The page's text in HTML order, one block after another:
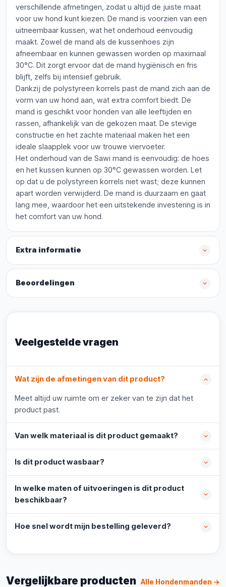
verschillende afmetingen, zodat u altijd de juiste maat
voor uw hond kunt kiezen. De mand is voorzien van een
uitneembaar kussen, wat het onderhoud eenvoudig
maakt. Zowel de mand als de kussenhoes zijn
afneembaar en kunnen gewassen worden op maximaal
30°C. Dit zorgt ervoor dat de mand hygiënisch en fris
blijft, zelfs bij intensief gebruik.
Dankzij de polystyreen korrels past de mand zich aan de
vorm van uw hond aan, wat extra comfort biedt. De
mand is geschikt voor honden van alle leeftijden en
rassen, afhankelijk van de gekozen maat. De stevige
constructie en het zachte materiaal maken het een
ideale slaapplek voor uw trouwe viervoeter.
Het onderhoud van de Sawi mand is eenvoudig: de hoes
en het kussen kunnen op 30°C gewassen worden. Let
op dat u de polystyreen korrels niet wast; deze kunnen
apart worden verwijderd. De mand is duurzaam en gaat
lang mee, waardoor het een uitstekende investering is in
het comfort van uw hond.
Extra informatie
Beoordelingen
Veelgestelde vragen
Wat zijn de afmetingen van dit product?
Meet altijd uw ruimte om er zeker van te zijn dat het
product past.
Van welk materiaal is dit product gemaakt?
Is dit product wasbaar?
In welke maten of uitvoeringen is dit product
beschikbaar?
Hoe snel wordt mijn bestelling geleverd?
Vergelijkbare producten Alle Hondenmanden →